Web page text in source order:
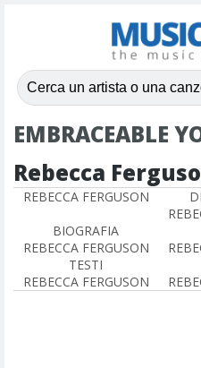
EMBRACEABLE
Rebecca
REBECCA FERGUSON
BIOGRAFIA
REBECCA FERGUSON
TESTI
REBECCA FERGUSON